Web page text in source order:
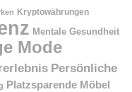
Kryptowährungen
Mentale Gesundheit
Mode
Persönliche
Platzsparende Möbel